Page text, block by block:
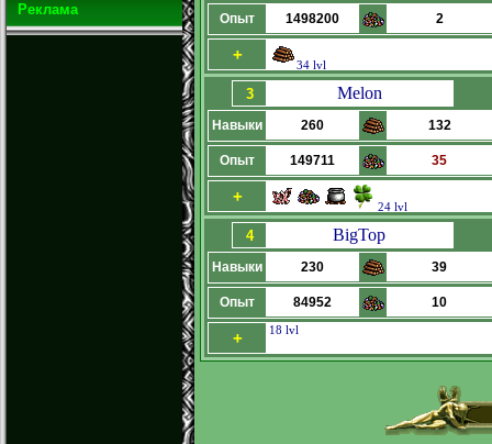
Реклама
Опыт 1498200 2
+
34 lvl
3 Melon
Навыки 260 132
Опыт 149711 35
+
24 lvl
4 BigTop
Навыки 230 39
Опыт 84952 10
+ 18 lvl